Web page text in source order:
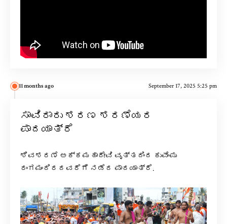
11 months ago September 17, 2025 5:25 pm
ಸಾವಿರಾರು ಶರಣ ಶರಣೆಯರ
ಪಾದಯಾತ್ರೆ
ಶಿವಶರಣೆ ಅಕ್ಕಮಹಾದೇವಿ ವೃತ್ತದಿಂದ ಕುವೆಂಪು
ರಂಗಮಂದಿರದವರೆಗೆ ನಡೆದ ಪಾದಯಾತ್ರೆ.